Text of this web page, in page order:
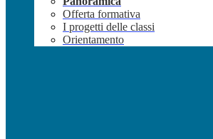
Offerta formativa
I progetti delle classi
Orientamento